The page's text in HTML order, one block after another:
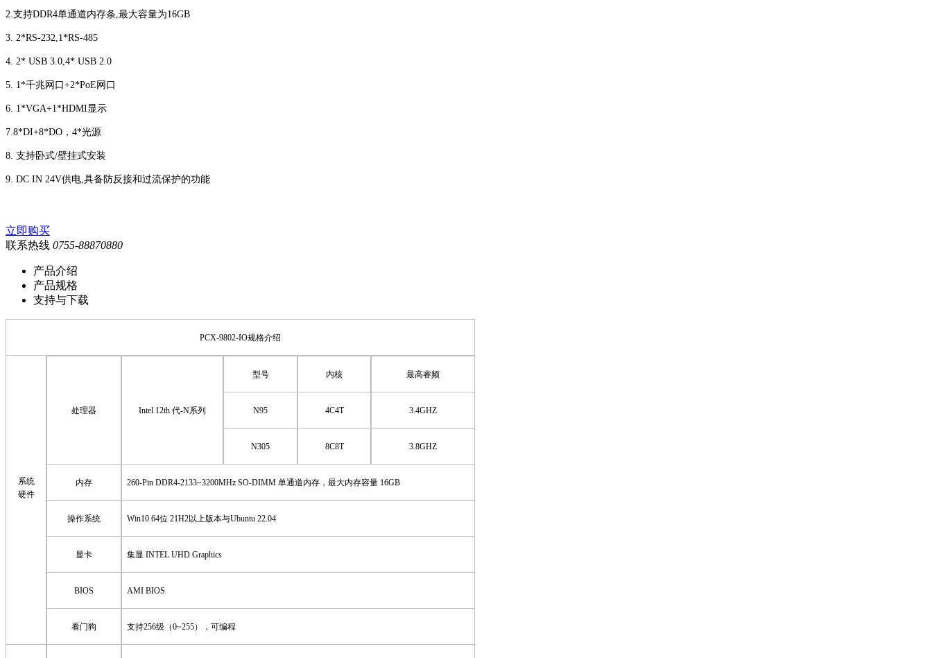
2.支持DDR4单通道内存条,最大容量为16GB
3. 2*RS-232 ,1*RS-485
4. 2* USB 3 .0 ,4* USB 2 .0
5. 1*千兆网口+2*PoE网口
6. 1*VGA+1*HDMI显示
7.8*DI+8*DO，4*光源
8 支持卧式/壁挂式安装
9 . DC IN 24V供电,具备防反接和过流保护的功能
立即购买
联系热线 0755-88870880
产品介绍
产品规格
支持与下载
PCX-9802-IO规格介绍
系统
硬件
处理器 Intel 12th 代-N系列
型号 内核 最高睿频
N95 4C4T 3.4GHZ
N305 8C8T 3.8GHZ
内存 260-Pin DDR4-2133~3200MHz SO-DIMM 单通道内存，最大内存容量 16GB
操作系统 Win10 64位 21H2以上版本与Ubuntu 22.04
显卡 集显 INTEL UHD Graphics
BIOS AMI BIOS
看门狗 支持256级（0~255），可编程